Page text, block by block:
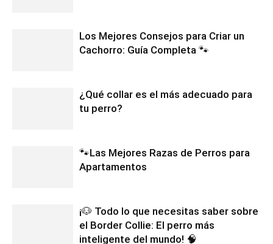
Los Mejores Consejos para Criar un
Cachorro: Guía Completa 🐾
¿Qué collar es el más adecuado para
tu perro?
🐾Las Mejores Razas de Perros para
Apartamentos
¡🐶 Todo lo que necesitas saber sobre
el Border Collie: El perro más
inteligente del mundo! 🧠